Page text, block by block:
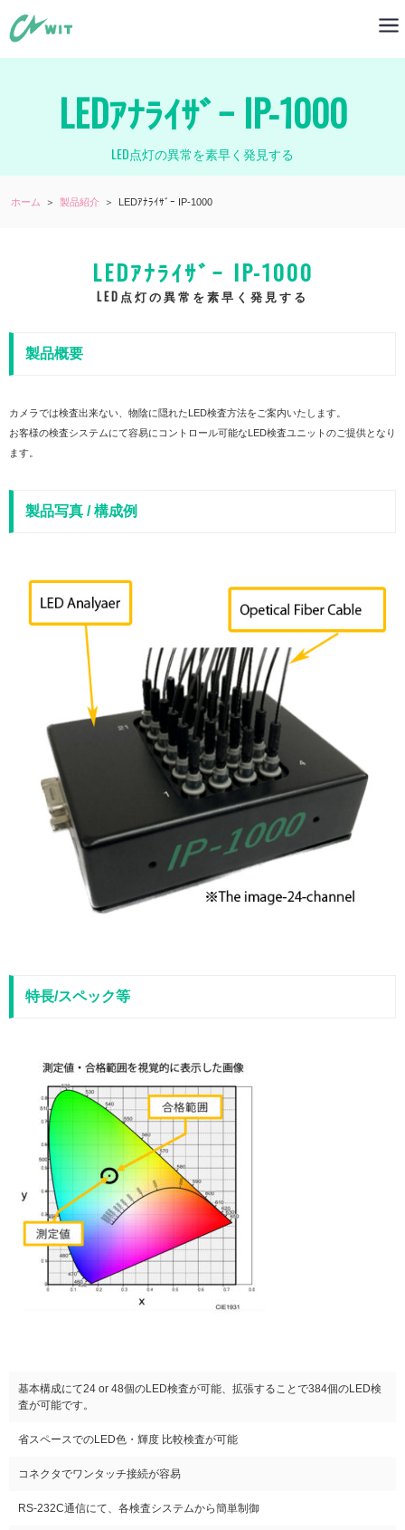
LEDｱﾅﾗｲｻﾞｰ IP-1000
LED点灯の異常を素早く発見する
ホーム ＞ 製品紹介 ＞ LEDｱﾅﾗｲｻﾞｰ IP-1000
LEDｱﾅﾗｲｻﾞｰ IP-1000
LED点灯の異常を素早く発見する
製品概要
カメラでは検査出来ない、物陰に隠れたLED検査方法をご案内いたします。
お客様の検査システムにて容易にコントロール可能なLED検査ユニットのご提供となり
ます。
製品写真 / 構成例
特長/スペック等
基本構成にて24 or 48個のLED検査が可能、拡張することで384個のLED検
査が可能です。
省スペースでのLED色・輝度 比較検査が可能
コネクタでワンタッチ接続が容易
RS-232C通信にて、各検査システムから簡単制御